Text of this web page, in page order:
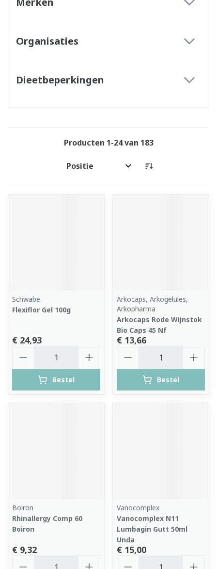
Organisaties
Dieetbeperkingen
Producten 1-24van 183
Sorteer op:
Schwabe
Flexiflor Gel 100g
€ 24,93
Bestel
Arkocaps, Arkogelules,
Arkopharma
Arkocaps Rode Wijnstok
Bio Caps 45 Nf
€ 13,66
Bestel
Boiron
Rhinallergy Comp 60
Boiron
€ 9,32
Vanocomplex
Vanocomplex N11
Lumbagin Gutt 50ml
Unda
€ 15,00